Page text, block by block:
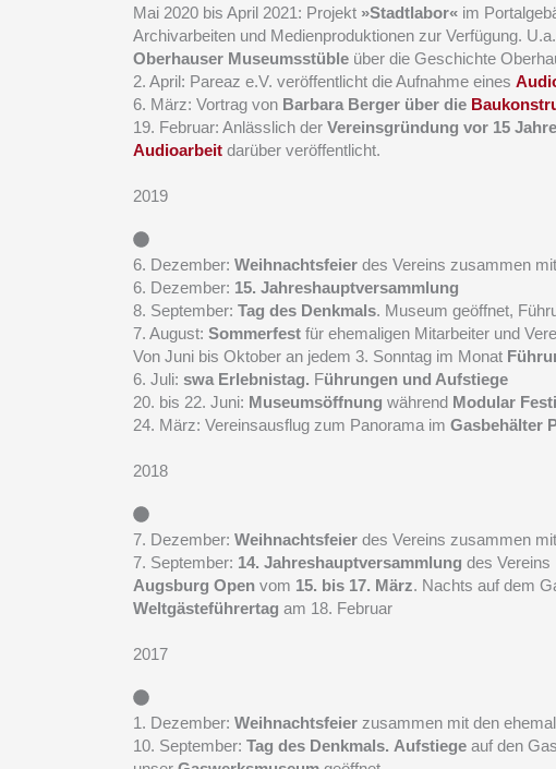
Mai 2020 bis April 2021: Projekt »Stadtlabor« im
Archivarbeiten und Medienproduktionen zur Verfügung.
Oberhauser Museumsstüble über die Geschichte
2. April: Pareaz e.V. veröffentlicht die Aufnahme eines
6. März: Vortrag von Barbara Berger über die
19. Februar: Anlässlich der Vereinsgründung vor 15
Audioarbeit darüber veröffentlicht.
2019
6. Dezember: Weihnachtsfeier des Vereins zusammen
6. Dezember: 15. Jahreshauptversammlung
8. September: Tag des Denkmals. Museum geöffnet,
7. August: Sommerfest für ehemaligen Mitarbeiter und
Von Juni bis Oktober an jedem 3. Sonntag im Monat
6. Juli: swa Erlebnistag. Führungen und Aufstiege
20. bis 22. Juni: Museumsöffnung während Modular
24. März: Vereinsausflug zum Panorama im Gasbehälter
2018
7. Dezember: Weihnachtsfeier des Vereins zusammen
7. September: 14. Jahreshauptversammlung des Vereins
Augsburg Open vom 15. bis 17. März. Nachts auf dem
Weltgästeführertag am 18. Februar
2017
1. Dezember: Weihnachtsfeier zusammen mit den
10. September: Tag des Denkmals. Aufstiege auf den